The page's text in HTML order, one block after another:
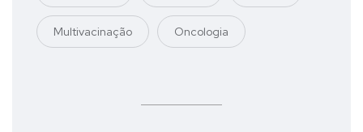
Multivacinação Oncologia